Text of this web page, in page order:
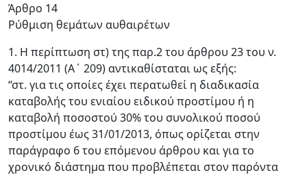
Άρθρο 14
Ρύθμιση θεμάτων αυθαιρέτων
1. Η περίπτωση στ) της παρ.2 του άρθρου 23 του ν.
4014/2011 (Α΄ 209) αντικαθίσταται ως εξής:
“στ. για τις οποίες έχει περατωθεί η διαδικασία
καταβολής του ενιαίου ειδικού προστίμου ή η
καταβολή ποσοστού 30% του συνολικού ποσού
προστίμου έως 31/01/2013, όπως ορίζεται στην
παράγραφο 6 του επόμενου άρθρου και για το
χρονικό διάστημα που προβλέπεται στον παρόντα